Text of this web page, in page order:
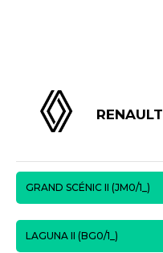
RENAULT
GRAND SCÉNIC II (JM0/1_)
LAGUNA II (BG0/1_)